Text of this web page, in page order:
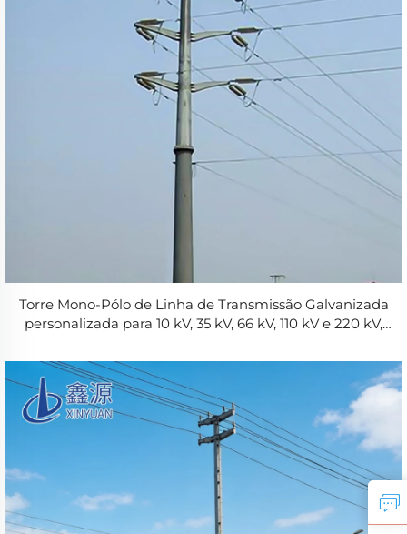
Torre Mono-Pólo de Linha de Transmissão Galvanizada
personalizada para 10 kV, 35 kV, 66 kV, 110 kV e 220 kV,